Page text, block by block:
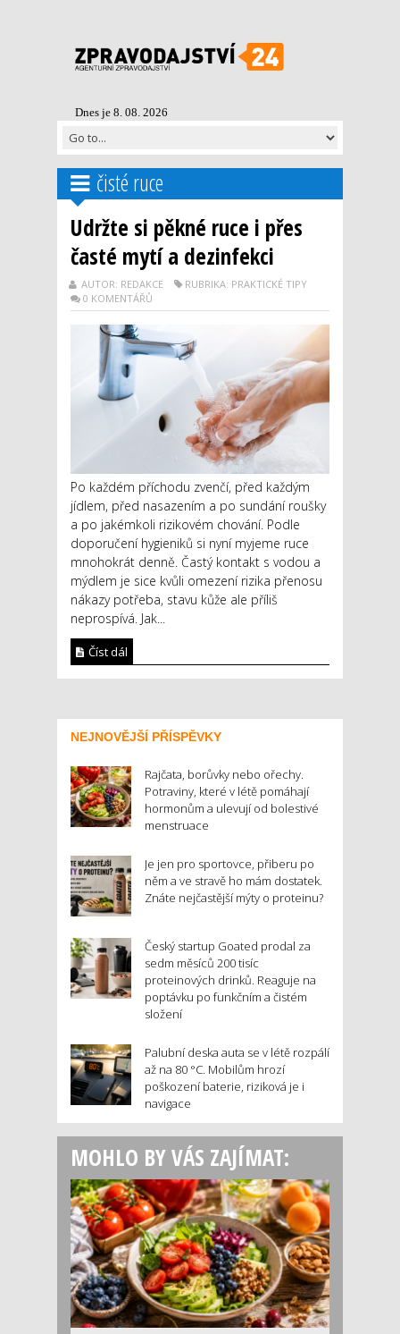
Dnes je 8. 08. 2026
čisté ruce
Udržte si pěkné ruce i přes
časté mytí a dezinfekci
AUTOR: REDAKCE
RUBRIKA: PRAKTICKÉ TIPY
0 KOMENTÁŘŮ
Po každém příchodu zvenčí, před každým
jídlem, před nasazením a po sundání roušky
a po jakémkoli rizikovém chování. Podle
doporučení hygieniků si nyní myjeme ruce
mnohokrát denně. Častý kontakt s vodou a
mýdlem je sice kvůli omezení rizika přenosu
nákazy potřeba, stavu kůže ale příliš
neprospívá. Jak...
Číst dál
NEJNOVĚJŠÍ PŘÍSPĚVKY
Rajčata, borůvky nebo ořechy.
Potraviny, které v létě pomáhají
hormonům a ulevují od bolestivé
menstruace
Je jen pro sportovce, přiberu po
něm a ve stravě ho mám dostatek.
Znáte nejčastější mýty o proteinu?
Český startup Goated prodal za
sedm měsíců 200 tisíc
proteinových drinků. Reaguje na
poptávku po funkčním a čistém
složení
Palubní deska auta se v létě rozpálí
až na 80 °C. Mobilům hrozí
poškození baterie, riziková je i
navigace
MOHLO BY VÁS ZAJÍMAT: